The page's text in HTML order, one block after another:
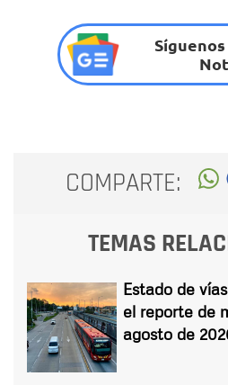
COMPARTE:
TEMAS
Estado de
el reporte de
agosto de